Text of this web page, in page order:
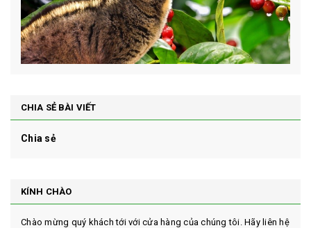
CHIA SẺ BÀI VIẾT
Chia sẻ
KÍNH CHÀO
Chào mừng quý khách tới với cửa hàng của chúng tôi. Hãy liên hệ